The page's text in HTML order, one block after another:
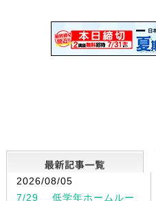
2026/08/05
7/29 低学年ホームルー